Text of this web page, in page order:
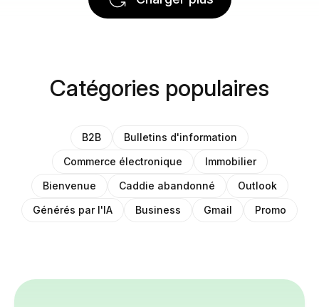
Catégories populaires
B2B
Bulletins d'information
Commerce électronique
Immobilier
Bienvenue
Caddie abandonné
Outlook
Générés par l'IA
Business Gmail Promo